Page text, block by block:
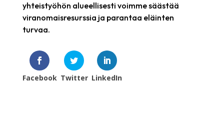
yhteistyöhön alueellisesti voimme säästää
viranomaisresurssia ja parantaa eläinten
turvaa.
Facebook Twitter LinkedIn